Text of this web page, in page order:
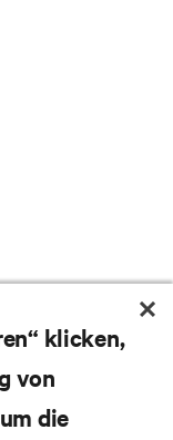
klicken,
von
die